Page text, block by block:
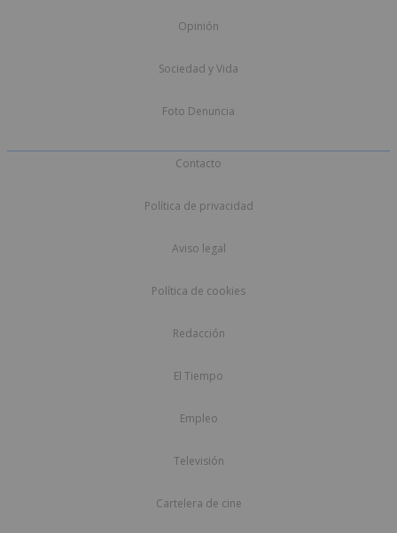
Opinión
Sociedad y Vida
Foto Denuncia
Contacto
Política de privacidad
Aviso legal
Política de cookies
Redacción
El Tiempo
Empleo
Televisión
Cartelera de cine